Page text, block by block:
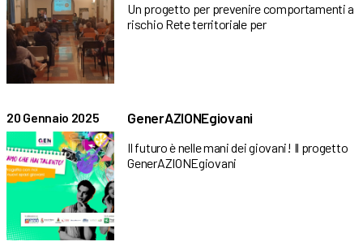
Un progetto per prevenire comportamenti a
rischio Rete territoriale per
20 Gennaio 2025 GenerAZIONEgiovani
Il futuro è nelle mani dei giovani! Il progetto
GenerAZIONEgiovani